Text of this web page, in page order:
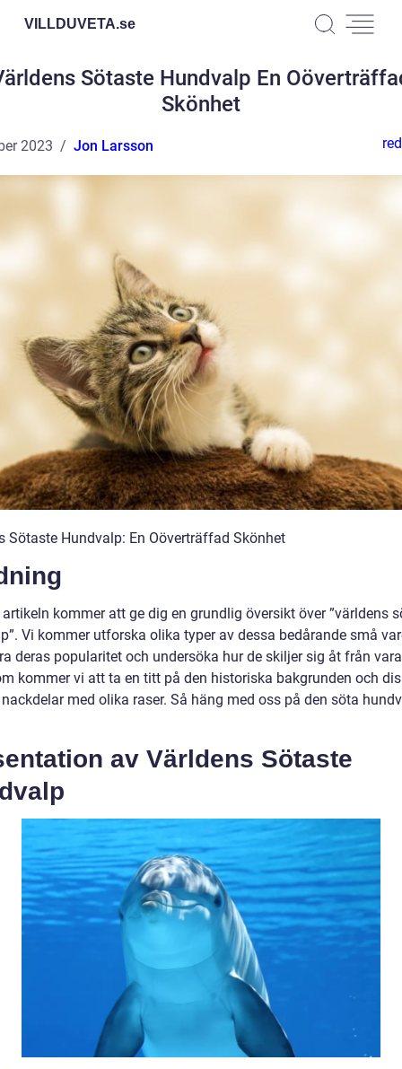
VILLDUVETA.se
Sötaste Hundvalp En
Skönhet
2023 Jon Larsson
Sötaste Hundvalp: En Oöverträffad Skönhet
artikeln kommer att ge dig en grundlig översikt över ”världens
Vi kommer utforska olika typer av dessa bedårande små
deras popularitet och undersöka hur de skiljer sig åt från
kommer vi att ta en titt på den historiska bakgrunden och
med olika raser. Så häng med oss på den söta
av Världens Sötaste